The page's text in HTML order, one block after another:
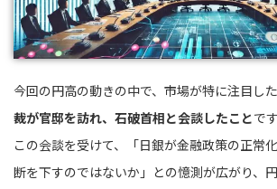
今回の円高の動きの中で、市場が特に注目した
裁が官邸を訪れ、石破首相と会談したことです
この会談を受けて、「日銀が金融政策の正常
断を下すのではないか」との憶測が広がり、